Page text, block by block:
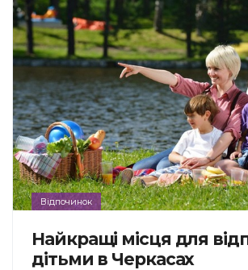
Відпочинок
Найкращі місця для
дітьми в Черкасах